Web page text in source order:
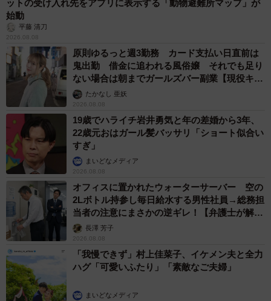
ットの受け入れ先をアプリに表示する「動物避難所マップ」が
始動
平藤 清刀
2026.08.08
原則ゆるっと週3勤務 カード支払い日直前は
鬼出勤 借金に追われる風俗嬢 それでも足り
ない場合は朝までガールズバー副業【現役キャ
ストに取材】
たかなし 亜妖
2026.08.08
19歳でハライチ岩井勇気と年の差婚から3年、
22歳元おはガール髪バッサリ「ショート似合い
すぎ」
まいどなメディア
2026.08.08
オフィスに置かれたウォーターサーバー 空の
2Lボトル持参し毎日給水する男性社員→総務担
当者の注意にまさかの逆ギレ！【弁護士が解
説】長澤 芳子
2026.08.08
「我慢できず」村上佳菜子、イケメン夫と全力
ハグ「可愛いふたり」「素敵なご夫婦」
まいどなメディア